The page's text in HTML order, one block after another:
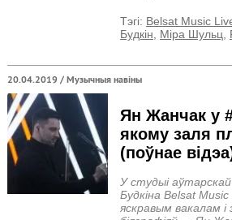
Тэгi: Belsat Music
Будкін
Міра Шульц
20.04.2019 /Музычныя навіны
Ян Жанчак у
якому заля
(поўнае
У студыі
Будкіна Belsat
яскравым вакалам і